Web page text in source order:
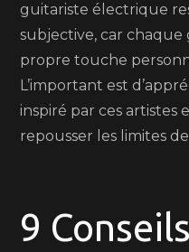
guitariste électrique
subjective, car chaque
propre touche
L’important est
inspiré par ces artistes
repousser les limites
9